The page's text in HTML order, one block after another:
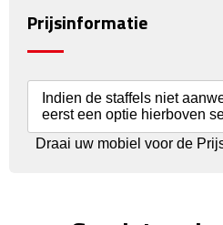
Reiskussens
Reissetjes
Paspoorthouders
Prijsinformatie
Indien de staffels niet
eerst een optie hierboven
Draai uw mobiel voor de